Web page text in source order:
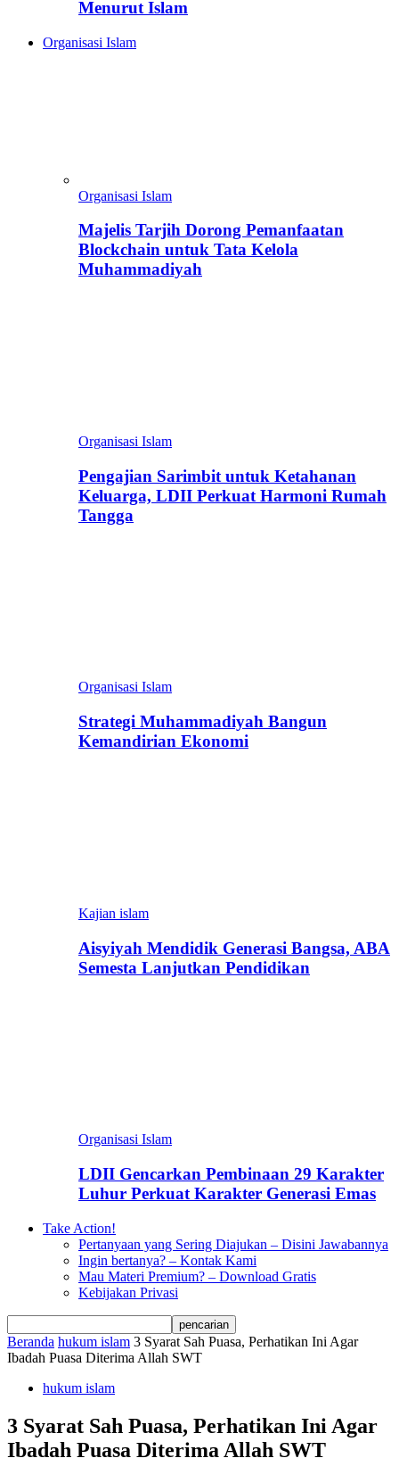
Menurut Islam
Organisasi Islam
Organisasi Islam
Majelis Tarjih Dorong Pemanfaatan
Blockchain untuk Tata Kelola
Muhammadiyah
Organisasi Islam
Pengajian Sarimbit untuk Ketahanan
Keluarga, LDII Perkuat Harmoni Rumah
Tangga
Organisasi Islam
Strategi Muhammadiyah Bangun
Kemandirian Ekonomi
Kajian islam
Aisyiyah Mendidik Generasi Bangsa, ABA
Semesta Lanjutkan Pendidikan
Organisasi Islam
LDII Gencarkan Pembinaan 29 Karakter
Luhur Perkuat Karakter Generasi Emas
Take Action!
Pertanyaan yang Sering Diajukan – Disini Jawabannya
Ingin bertanya? – Kontak Kami
Mau Materi Premium? – Download Gratis
Kebijakan Privasi
Beranda hukum islam 3 Syarat Sah Puasa, Perhatikan Ini Agar
Ibadah Puasa Diterima Allah SWT
hukum islam
3 Syarat Sah Puasa, Perhatikan Ini Agar
Ibadah Puasa Diterima Allah SWT